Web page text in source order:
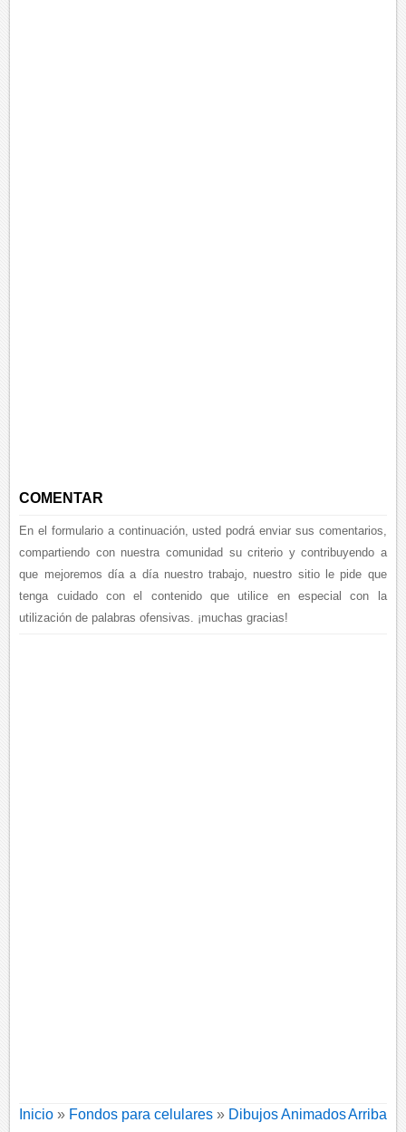
COMENTAR
En el formulario a continuación, usted podrá enviar sus comentarios,
compartiendo con nuestra comunidad su criterio y contribuyendo a
que mejoremos día a día nuestro trabajo, nuestro sitio le pide que
tenga cuidado con el contenido que utilice en especial con la
utilización de palabras ofensivas. ¡muchas gracias!
Inicio » Fondos para celulares » Dibujos AnimadosArriba